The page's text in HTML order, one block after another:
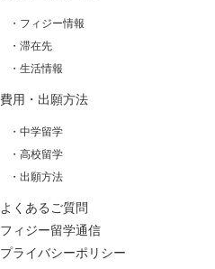
・フィジー情報
・滞在先
・生活情報
費用・出願方法
・中学留学
・高校留学
・出願方法
よくあるご質問
フィジー留学通信
プライバシーポリシー